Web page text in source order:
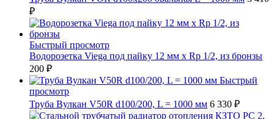
₽
Быстрый просмотр
Водорозетка Viega под пайку 12 мм х Rp 1/2, из бронзы
200 ₽
Быстрый
просмотр
Труба Вулкан V50R d100/200, L = 1000 мм 6 330 ₽